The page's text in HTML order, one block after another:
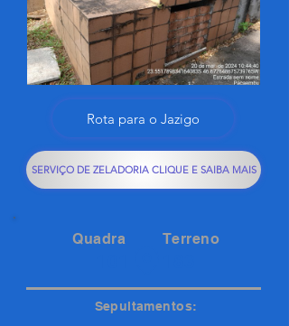
Rota para o Jazigo
SERVIÇO DE ZELADORIA CLIQUE E SAIBA MAIS
Quadra Terreno
Sepultamentos: